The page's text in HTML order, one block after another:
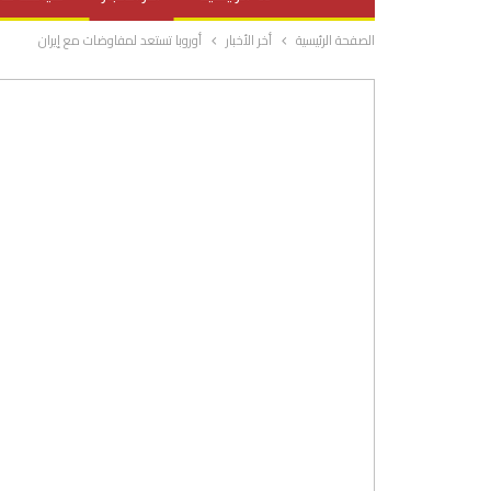
صحة وتغذية
المرأة والحياة الصفحة الرئيسية أخر الأخبار أوروبا تستعد لمفاوضات مع إيران